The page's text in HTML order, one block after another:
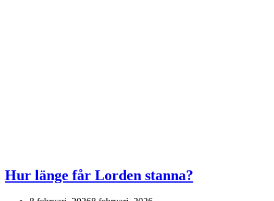
Hur länge får Lorden stanna?